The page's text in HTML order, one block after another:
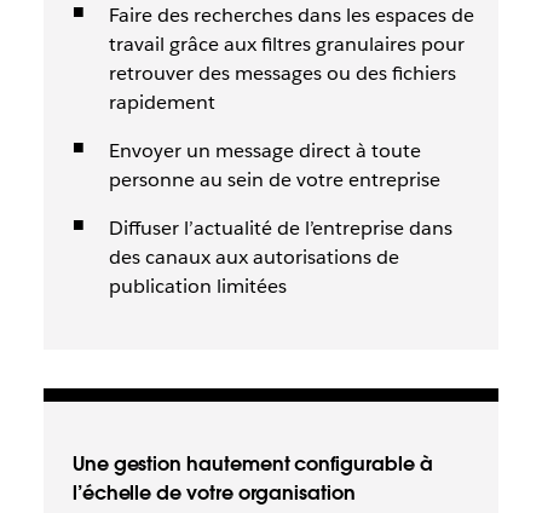
Faire des recherches dans les espaces de
travail grâce aux filtres granulaires pour
retrouver des messages ou des fichiers
rapidement
Envoyer un message direct à toute
personne au sein de votre entreprise
Diffuser l’actualité de l’entreprise dans
des canaux aux autorisations de
publication limitées
Une gestion hautement configurable à
l’échelle de votre organisation